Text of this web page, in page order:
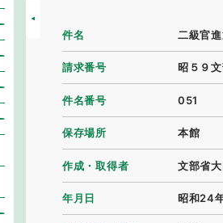
件名 二級官
請求番号 昭５９
件名番号 051
保存場所 本館
作成・取得者 文部省
年月日 昭和24